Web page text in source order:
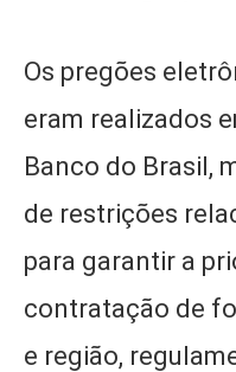
Os pregões
eram realizados
Banco do Brasil,
de restrições
para garantir a
contratação de
e região,